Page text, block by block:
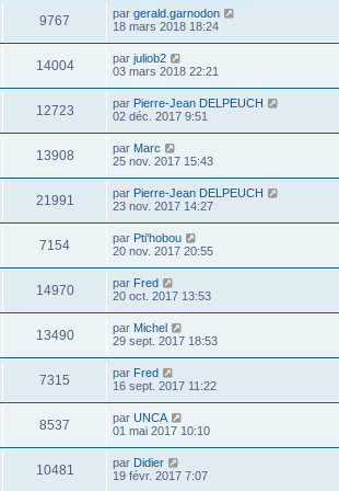
9767 par gerald.garnodon
18 mars 2018 18:24
14004 par juliob2
03 mars 2018 22:21
12723 par Pierre-Jean DELPEUCH
02 déc. 2017 9:51
13908 par Marc
25 nov. 2017 15:43
21991 par Pierre-Jean DELPEUCH
23 nov. 2017 14:27
7154 par Pti'hobou
20 nov. 2017 20:55
14970 par Fred
20 oct. 2017 13:53
13490 par Michel
29 sept. 2017 18:53
7315 par Fred
16 sept. 2017 11:22
8537 par UNCA
01 mai 2017 10:10
10481 par Didier
19 févr. 2017 7:07